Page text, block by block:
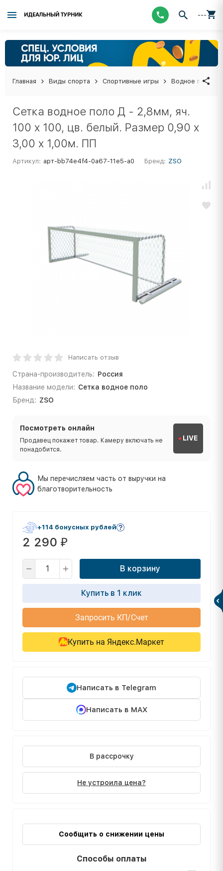
ИДЕАЛЬНЫЙ ТУРНИК ---
Главная Виды спорта Спортивные игры Водное поло
Сетка водное поло Д - 2,8мм, яч.
100 x 100, цв. белый. Размер 0,90 x
3,00 x 1,00м. ПП
Артикул: арт-bb74e4f4-0a67-11e5-a0 Бренд: ZSO
Написать отзыв
Страна-производитель: Россия
Название модели: Сетка водное поло
Бренд: ZSO
Посмотреть онлайн
Продавец покажет товар. Камеру включать не
понадобится.
LIVE
Мы перечисляем часть от выручки на
благотворительность
+114 бонусных рублей
2 290 ₽
В корзину
Купить в 1 клик
Запросить КП/Счет
Купить на Яндекс.Маркет
Написать в Telegram
Написать в MAX
В рассрочку
Не устроила цена?
Сообщить о снижении цены
Способы оплаты